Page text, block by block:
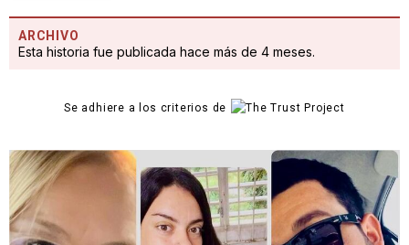
ARCHIVO
Esta historia fue publicada hace más de 4 meses.
Se adhiere a los criterios de